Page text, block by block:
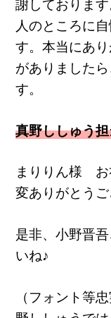
謝しておりま
人のところに
す。本当にあ
がありました
す。
真野ししゅう
まりりん様 お
変ありがとうご
是非、小野晋
いね♪
（フォント等